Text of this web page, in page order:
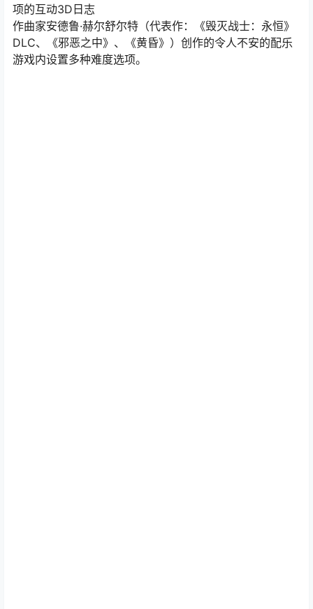
项的互动3D日志
作曲家安德鲁·赫尔舒尔特（代表作：《毁灭战士：永恒》
DLC、《邪恶之中》、《黄昏》）创作的令人不安的配乐
游戏内设置多种难度选项。